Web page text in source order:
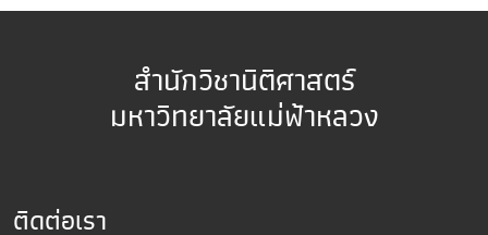
สำนักวิชานิติศาสตร์
มหาวิทยาลัยแม่ฟ้าหลวง
ติดต่อเรา